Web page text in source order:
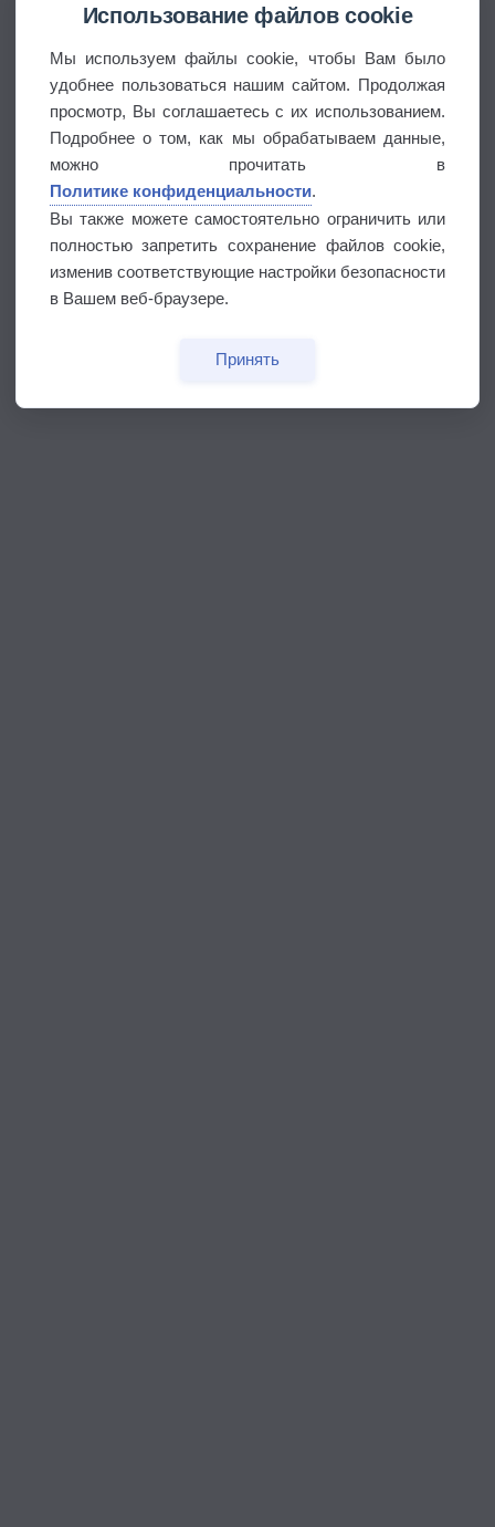
Использование файлов cookie
Мы используем файлы cookie, чтобы Вам было
удобнее пользоваться нашим сайтом. Продолжая
просмотр, Вы соглашаетесь с их использованием.
Подробнее о том, как мы обрабатываем данные,
можно прочитать в
Политике конфиденциальности.
Вы также можете самостоятельно ограничить или
полностью запретить сохранение файлов cookie,
изменив соответствующие настройки безопасности
в Вашем веб-браузере.
Принять